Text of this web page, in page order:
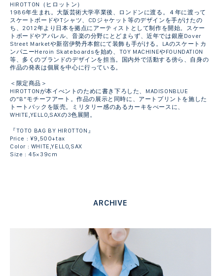
HIROTTON（ヒロットン）
1986年生まれ。大阪芸術大学卒業後、ロンドンに渡る。４年に渡って
スケートボードやTシャツ、CDジャケット等のデザインを手がけたの
ち、2012年より日本を拠点にアーティストとして制作を開始。スケー
トボードやアパレル、音楽の分野にとどまらず、近年では銀座Dover
Street Marketや新宿伊勢丹本館にて装飾も手がける。LAのスケートカ
ンパニーHeroin Skateboardsを始め、TOY MACHINEやFOUNDATION
等、多くのブランドのデザインを担当。国内外で活動する傍ら、自身の
作品の発表は個展を中心に行っている。
＜限定商品＞
HIROTTONが本イべントのために書き下ろした、MADISONBLUE
の”B”モチーフアート。作品の展示と同時に、アートプリントを施した
トートバックを販売。ミリタリー感のあるカーキをべースに、
WHITE,YELLO,SAXの3色展開。
『TOTO BAG BY HIROTTON』
Price : ¥9,500+tax
Color : WHITE,YELLO,SAX
Size : 45×39cm
ARCHIVE